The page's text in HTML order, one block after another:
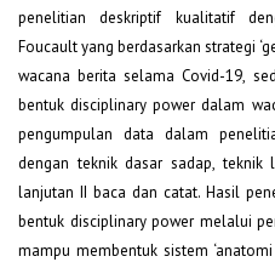
penelitian deskriptif kualitatif
Foucault yang berdasarkan strategi
wacana berita selama Covid-19,
bentuk disciplinary power dalam
pengumpulan data dalam
dengan teknik dasar sadap,
lanjutan II baca dan catat. Hasil
bentuk disciplinary power melalui
mampu membentuk sistem